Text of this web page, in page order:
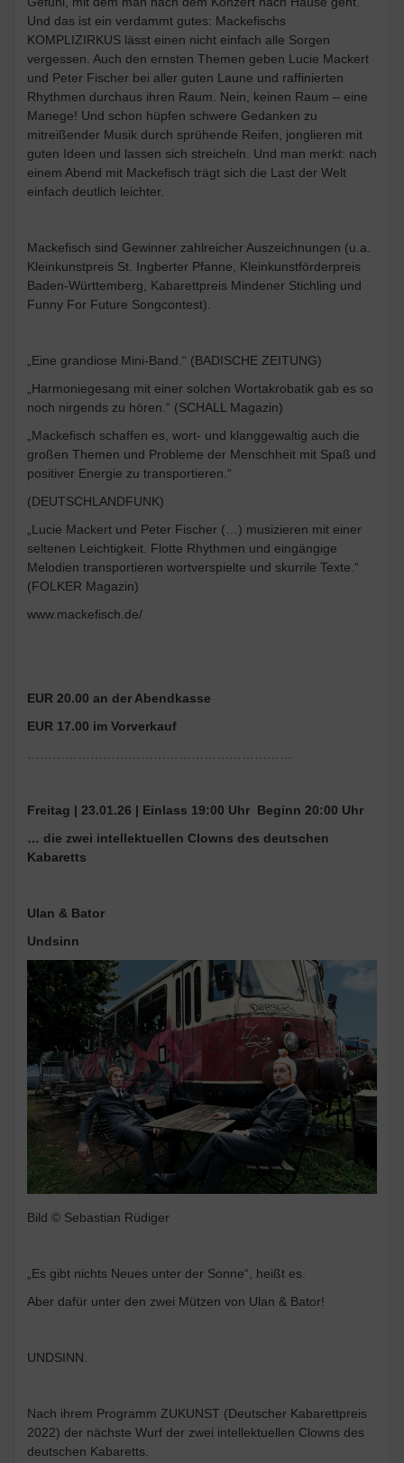
Und das ist ein verdammt gutes: Mackefischs
KOMPLIZIRKUS lässt einen nicht einfach alle Sorgen
vergessen. Auch den ernsten Themen geben Lucie Mackert
und Peter Fischer bei aller guten Laune und raffinierten
Rhythmen durchaus ihren Raum. Nein, keinen Raum – eine
Manege! Und schon hüpfen schwere Gedanken zu
mitreißender Musik durch sprühende Reifen, jonglieren mit
guten Ideen und lassen sich streicheln. Und man merkt: nach
einem Abend mit Mackefisch trägt sich die Last der Welt
einfach deutlich leichter.
Mackefisch sind Gewinner zahlreicher Auszeichnungen (u.a.
Kleinkunstpreis St. Ingberter Pfanne, Kleinkunstförderpreis
Baden-Württemberg, Kabarettpreis Mindener Stichling und
Funny For Future Songcontest).
„Eine grandiose Mini-Band.“ (BADISCHE ZEITUNG)
„Harmoniegesang mit einer solchen Wortakrobatik gab es so
noch nirgends zu hören.“ (SCHALL Magazin)
„Mackefisch schaffen es, wort- und klanggewaltig auch die
großen Themen und Probleme der Menschheit mit Spaß und
positiver Energie zu transportieren.“
(DEUTSCHLANDFUNK)
„Lucie Mackert und Peter Fischer (…) musizieren mit einer
seltenen Leichtigkeit. Flotte Rhythmen und eingängige
Melodien transportieren wortverspielte und skurrile Texte.“
(FOLKER Magazin)
www.mackefisch.de/
EUR 20.00 an der Abendkasse
EUR 17.00 im Vorverkauf
Freitag | 23.01.26 | Einlass 19:00 Uhr Beginn 20:00 Uhr
… die zwei intellektuellen Clowns des deutschen
Kabaretts
Ulan & Bator
Undsinn
Bild © Sebastian Rüdiger
„Es gibt nichts Neues unter der Sonne“, heißt es.
Aber dafür unter den zwei Mützen von Ulan & Bator!
UNDSINN.
Nach ihrem Programm ZUKUNST (Deutscher Kabarettpreis
2022) der nächste Wurf der zwei intellektuellen Clowns des
deutschen Kabaretts.